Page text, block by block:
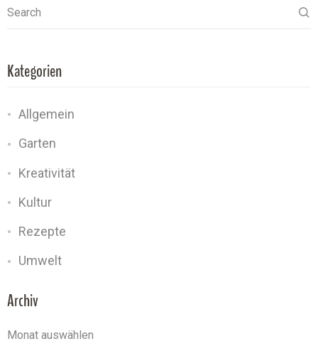
Search
Kategorien
Allgemein
Garten
Kreativität
Kultur
Rezepte
Umwelt
Archiv